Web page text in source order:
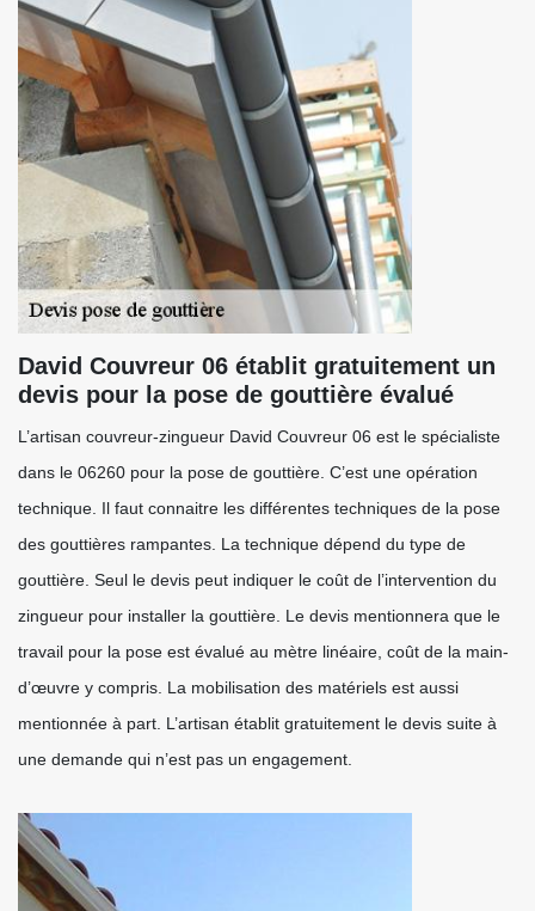
David Couvreur 06 établit gratuitement un
devis pour la pose de gouttière évalué
L’artisan couvreur-zingueur David Couvreur 06 est le spécialiste
dans le 06260 pour la pose de gouttière. C’est une opération
technique. Il faut connaitre les différentes techniques de la pose
des gouttières rampantes. La technique dépend du type de
gouttière. Seul le devis peut indiquer le coût de l’intervention du
zingueur pour installer la gouttière. Le devis mentionnera que le
travail pour la pose est évalué au mètre linéaire, coût de la main-
d’œuvre y compris. La mobilisation des matériels est aussi
mentionnée à part. L’artisan établit gratuitement le devis suite à
une demande qui n’est pas un engagement.